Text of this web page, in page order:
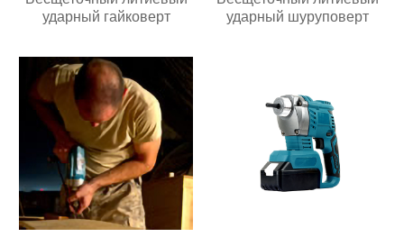
ударный гайковерт
ударный шуруповерт